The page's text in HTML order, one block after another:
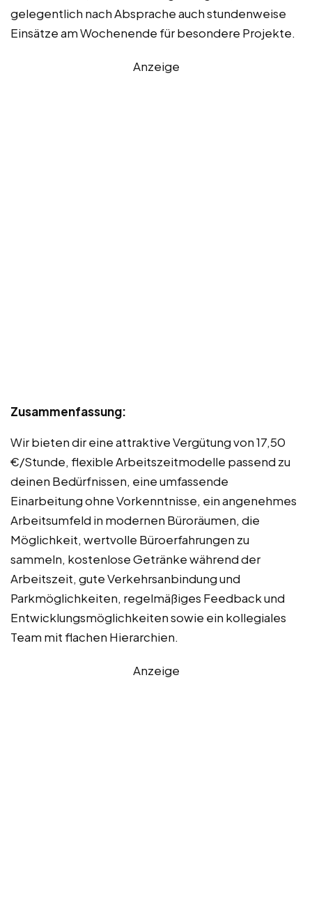
gelegentlich nach Absprache auch stundenweise
Einsätze am Wochenende für besondere Projekte.
Anzeige
Zusammenfassung:
Wir bieten dir eine attraktive Vergütung von 17,50
€/Stunde, flexible Arbeitszeitmodelle passend zu
deinen Bedürfnissen, eine umfassende
Einarbeitung ohne Vorkenntnisse, ein angenehmes
Arbeitsumfeld in modernen Büroräumen, die
Möglichkeit, wertvolle Büroerfahrungen zu
sammeln, kostenlose Getränke während der
Arbeitszeit, gute Verkehrsanbindung und
Parkmöglichkeiten, regelmäßiges Feedback und
Entwicklungsmöglichkeiten sowie ein kollegiales
Team mit flachen Hierarchien.
Anzeige